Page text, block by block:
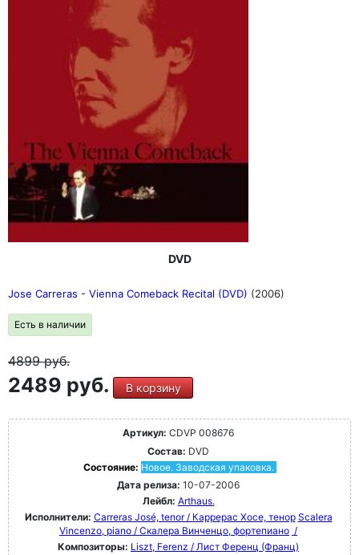
DVD
Jose Carreras - Vienna Comeback Recital (DVD) (2006)
Есть в наличии
4899руб.
2489 руб. В корзину
Артикул: CDVP 008676
Состав: DVD
Состояние: Новое. Заводская упаковка.
Дата релиза: 10-07-2006
Лейбл: Arthaus.
Исполнители: Carreras José, tenor / Каррерас Хосе, тенор Scalera
Vincenzo, piano / Скалера Винченцо, фортепиано /
Композиторы: Liszt, Ferenz / Лист Ференц (Франц)